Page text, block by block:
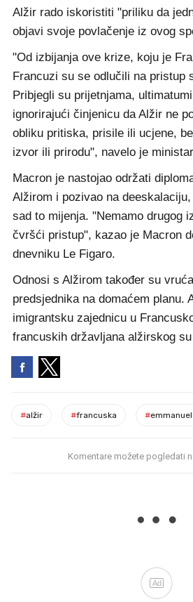
Alžir rado iskoristiti "priliku da
objavi svoje povlačenje iz ovog
"Od izbijanja ove krize, koju je
Francuzi su se odlučili na pristup
Pribjegli su prijetnjama,
ignorirajući činjenicu da Alžir ne
obliku pritiska, prisile ili ucjene,
izvor ili prirodu", navelo je
Macron je nastojao održati
Alžirom i pozivao na
sad to mijenja. "Nemamo drugog
čvršći pristup", kazao je Macron
dnevniku Le Figaro.
Odnosi s Alžirom također su
predsjednika na domaćem planu.
imigrantsku zajednicu u
francuskih državljana alžirskog
#alžir #francuska #
Komentare možete pogledati
Ad